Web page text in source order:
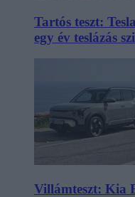
Tartós teszt:
egy év teslázás
Villámteszt: Kia